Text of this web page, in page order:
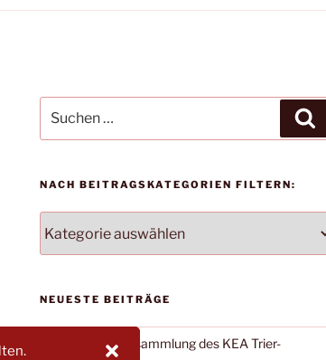
nach:
NACH BEITRAGSKATEGORIEN FILTERN:
BEITRAGSKATEGORIEN
FILTERN:
NEUESTE BEITRÄGE
! Absage! Vollversammlung des KEA Trier-